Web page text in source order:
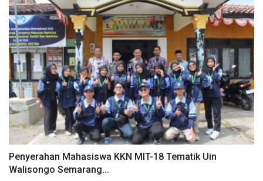
Penyerahan Mahasiswa KKN MIT-18 Tematik Uin
Walisongo Semarang...